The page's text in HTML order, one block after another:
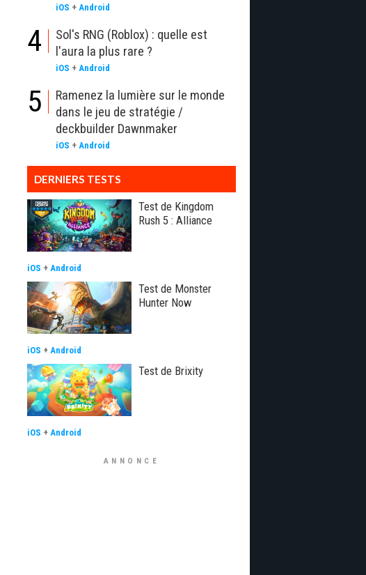
iOS + Android
4
Sol's RNG (Roblox) : quelle est
l'aura la plus rare ?
iOS + Android
5
Ramenez la lumière sur le monde
dans le jeu de stratégie /
deckbuilder Dawnmaker
iOS + Android
DERNIERS TESTS
Test de Kingdom
Rush 5 : Alliance
iOS + Android
Test de Monster
Hunter Now
iOS + Android
Test de Brixity
iOS + Android
ANNONCE